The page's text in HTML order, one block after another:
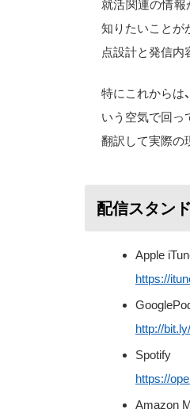
就活関連の情報
知りたいことが
点設計と発信内
特にこれからは
いう空気で回っ
翻訳して実際の
配信スタンド
Apple
https://
http://
Spotify
https://
Amazon